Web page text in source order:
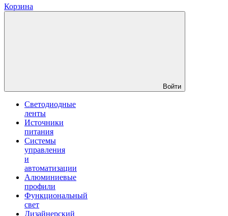
Корзина
Войти
Светодиодные
ленты
Источники
питания
Системы
управления
и
автоматизации
Алюминиевые
профили
Функциональный
свет
Дизайнерский